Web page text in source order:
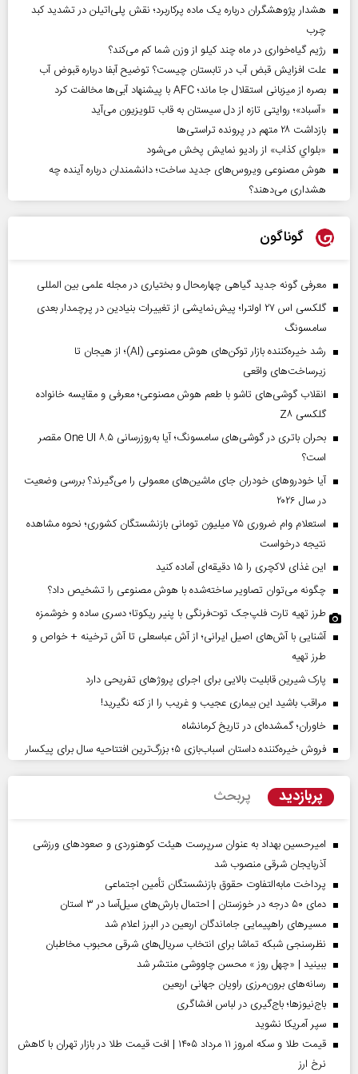
هشدار پژوهشگران درباره یک ماده پرکاربرد؛ نقش پلی‌اتیلن در تشدید کبد
چرب
رژیم گیاه‌خواری در ماه چند کیلو از وزن شما کم می‌کند؟
علت افزایش قبض آب در تابستان چیست؟ توضیح آبفا درباره قبوض آب
بصره از میزبانی استقلال جا ماند؛ AFC با پیشنهاد آبی‌ها مخالفت کرد
«آسباد»؛ روایتی تازه از دل سیستان به قاب تلویزیون می‌آید
بازداشت ۲۸ متهم در پرونده تراستی‌ها
«بلواي کذاب» از رادیو نمایش پخش می‌شود
هوش مصنوعی ویروس‌های جدید ساخت؛ دانشمندان درباره آینده چه
هشداری می‌دهند؟
گوناگون
معرفی گونه جدید گیاهی چهارمحال و بختیاری در مجله علمی بین المللی
گلکسی اس ۲۷ اولترا؛ پیش‌نمایشی از تغییرات بنیادین در پرچمدار بعدی
سامسونگ
رشد خیره‌کننده بازار توکن‌های هوش مصنوعی (AI)؛ از هیجان تا
زیرساخت‌های واقعی
انقلاب گوشی‌های تاشو‌ با طعم هوش مصنوعی؛ معرفی و مقایسه خانواده
گلکسی Z۸
بحران باتری در گوشی‌های سامسونگ؛ آیا به‌روزرسانی One UI ۸.۵ مقصر
است؟
آیا خودروهای خودران جای ماشین‌های معمولی را می‌گیرند؟ بررسی وضعیت
در سال ۲۰۲۶
استعلام وام ضروری ۷۵ میلیون تومانی بازنشستگان کشوری؛ نحوه مشاهده
نتیجه درخواست
این غذای لاکچری را ۱۵ دقیقه‌ای آماده کنید
چگونه می‌توان تصاویر ساخته‌شده با هوش مصنوعی را تشخیص داد؟
طرز تهیه تارت فلپ‌جک توت‌فرنگی با پنیر ریکوتا؛ دسری ساده و خوشمزه
آشنایی با آش‌های اصیل ایرانی؛ از آش عباسعلی تا آش ترخینه + خواص و
طرز تهیه
پارک شیرین قابلیت‌ بالایی برای اجرای پروژهای تفریحی دارد
مراقب باشید این بیماری عجیب و غریب را از کنه نگیرید!
خاوران؛ گمشده‌ای در تاریخ کرمانشاه
فروش خیره‌کننده داستان اسباب‌بازی ۵؛ بزرگ‌ترین افتتاحیه سال برای پیکسار
پربازدید پربحث
امیرحسین بهداد به عنوان سرپرست هیئت کوهنوردی و صعودهای ورزشی
آذربایجان شرقی منصوب شد
پرداخت مابه‌التفاوت حقوق بازنشستگان تأمین اجتماعی
دمای ۵۰ درجه در خوزستان | احتمال بارش‌های سیل‌آسا در ۳ استان
مسیر‌های راهپیمایی جاماندگان اربعین در البرز اعلام شد
نظرسنجی شبکه تماشا برای انتخاب سریال‌های شرقی محبوب مخاطبان
ببینید | «چهل روز » محسن چاووشی منتشر شد
رسانه‌های برون‌مرزی راویان جهانی اربعین
باج‌نیوزها؛ باج‌گیری در لباس افشاگری
سپر آمریکا نشوید
قیمت طلا و سکه امروز ۱۱ مرداد ۱۴۰۵ | افت قیمت طلا در بازار تهران با کاهش
نرخ ارز